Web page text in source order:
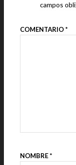
campos
COMENTARIO*
NOMBRE*